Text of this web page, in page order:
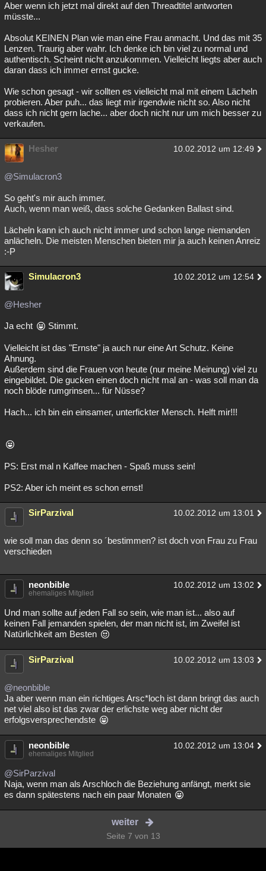
Aber wenn ich jetzt mal direkt auf den Threadtitel antworten
müsste...
Absolut KEINEN Plan wie man eine Frau anmacht. Und das mit 35
Lenzen. Traurig aber wahr. Ich denke ich bin viel zu normal und
authentisch. Scheint nicht anzukommen. Vielleicht liegts aber auch
daran dass ich immer ernst gucke.
Wie schon gesagt - wir sollten es vielleicht mal mit einem Lächeln
probieren. Aber puh... das liegt mir irgendwie nicht so. Also nicht
dass ich nicht gern lache... aber doch nicht nur um mich besser zu
verkaufen.
Hesher 10.02.2012 um 12:49
@Simulacron3
So geht's mir auch immer.
Auch, wenn man weiß, dass solche Gedanken Ballast sind.
Lächeln kann ich auch nicht immer und schon lange niemanden
anlächeln. Die meisten Menschen bieten mir ja auch keinen Anreiz
:-P
Simulacron3 10.02.2012 um 12:54
@Hesher
Ja echt Stimmt.
Vielleicht ist das "Ernste" ja auch nur eine Art Schutz. Keine
Ahnung.
Außerdem sind die Frauen von heute (nur meine Meinung) viel zu
eingebildet. Die gucken einen doch nicht mal an - was soll man da
noch blöde rumgrinsen... für Nüsse?
Hach... ich bin ein einsamer, unterfickter Mensch. Helft mir!!!
PS: Erst mal n Kaffee machen - Spaß muss sein!
PS2: Aber ich meint es schon ernst!
SirParzival 10.02.2012 um 13:01
wie soll man das denn so ´bestimmen? ist doch von Frau zu Frau
verschieden
neonbible 10.02.2012 um 13:02
ehemaliges Mitglied
Und man sollte auf jeden Fall so sein, wie man ist... also auf
keinen Fall jemanden spielen, der man nicht ist, im Zweifel ist
Natürlichkeit am Besten
SirParzival 10.02.2012 um 13:03
@neonbible
Ja aber wenn man ein richtiges Arsc*loch ist dann bringt das auch
net viel also ist das zwar der erlichste weg aber nicht der
erfolgsversprechendste
neonbible 10.02.2012 um 13:04
ehemaliges Mitglied
@SirParzival
Naja, wenn man als Arschloch die Beziehung anfängt, merkt sie
es dann spätestens nach ein paar Monaten
weiter
Seite 7 von 13